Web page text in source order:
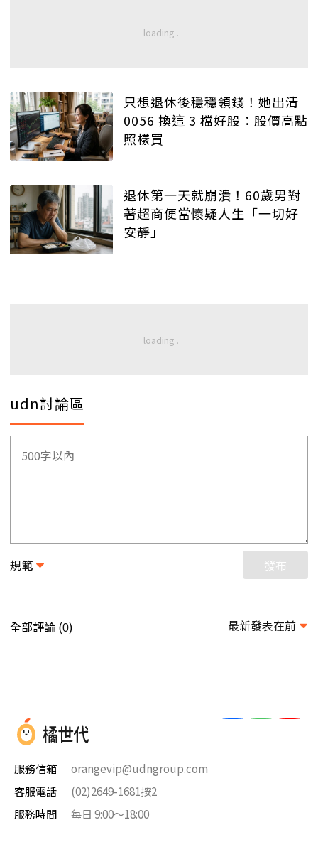
只想退休後穩穩領錢！她出清
0056 換這 3 檔好股：股價高點
照樣買
退休第一天就崩潰！60歲男對
著超商便當懷疑人生「一切好
安靜」
udn討論區
規範 發布
全部評論 (0) 最新發表在前
服務信箱
orangevip@udngroup.com
客服電話
(02)2649-1681按2
服務時間
每日 9:00～18:00